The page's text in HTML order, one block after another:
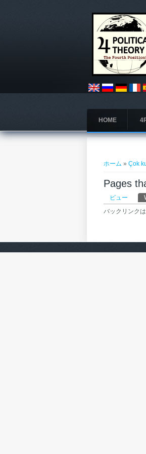
HOME
ホーム »Çok
Pages
プライ
ビュー
バックリンク